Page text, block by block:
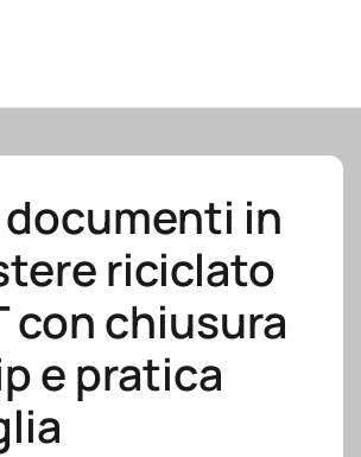
in
riciclato
con chiusura
e pratica